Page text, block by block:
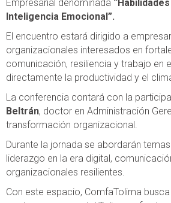
Empresarial denominada
Inteligencia Emocional”.
El encuentro estará dirigido a
organizacionales interesados en
comunicación, resiliencia y trabajo en
directamente la productividad y el
La conferencia contará con la
Beltrán, doctor en Administración
transformación organizacional.
Durante la jornada se abordarán
liderazgo en la era digital,
organizacionales resilientes.
Con este espacio, ComfaTolima